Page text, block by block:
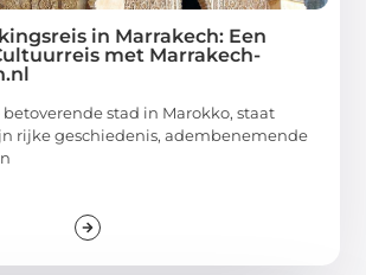
in Marrakech: Een
met Marrakech-
betoverende stad in Marokko, staat
rijke geschiedenis, adembenemende